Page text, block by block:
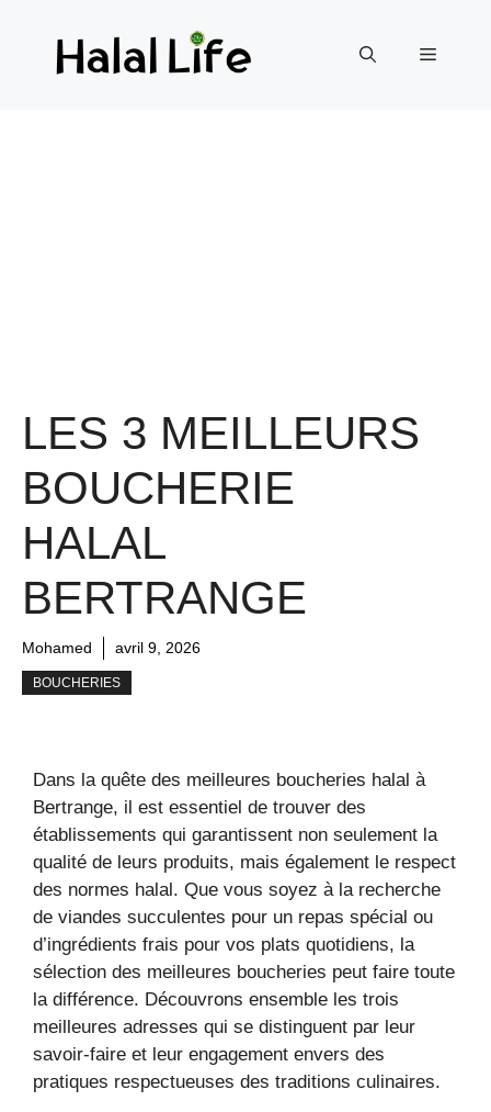
LES 3 MEILLEURS
BOUCHERIE
HALAL
BERTRANGE
Mohamed avril 9, 2026
BOUCHERIES
Dans la quête des meilleures boucheries halal à
Bertrange, il est essentiel de trouver des
établissements qui garantissent non seulement la
qualité de leurs produits, mais également le respect
des normes halal. Que vous soyez à la recherche
de viandes succulentes pour un repas spécial ou
d’ingrédients frais pour vos plats quotidiens, la
sélection des meilleures boucheries peut faire toute
la différence. Découvrons ensemble les trois
meilleures adresses qui se distinguent par leur
savoir-faire et leur engagement envers des
pratiques respectueuses des traditions culinaires.